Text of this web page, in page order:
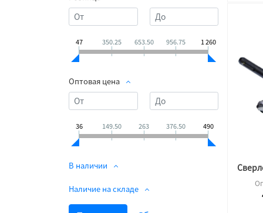
47 350.25 653.50 956.75 1 260
Оптовая цена
36 149.50 263 376.50 490
В наличии
Наличие на складе